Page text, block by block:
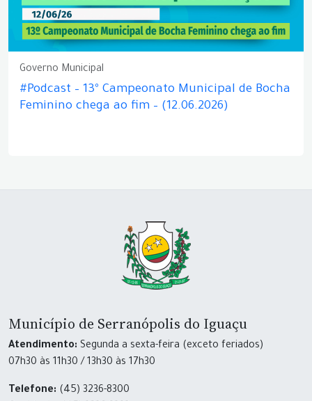
Governo Municipal
#Podcast – 13º Campeonato Municipal de Bocha
Feminino chega ao fim – (12.06.2026)
Município de Serranópolis do Iguaçu
Atendimento: Segunda a sexta-feira (exceto feriados)
07h30 às 11h30 / 13h30 às 17h30
Telefone: (45) 3236-8300